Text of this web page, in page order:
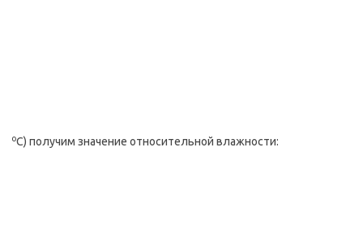
оС) получим значение относительной влажности: